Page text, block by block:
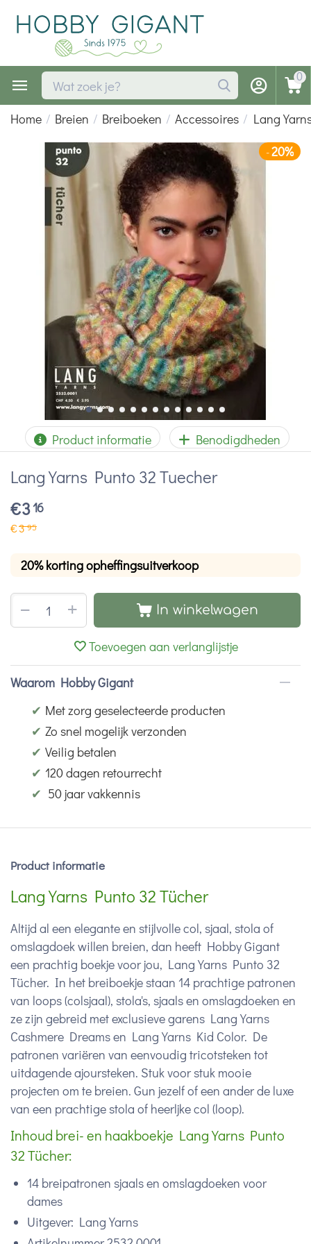
0
Home / Breien / Breiboeken / Accessoires / Lang
-20%
Product informatie Benodigdheden
Lang Yarns Punto 32 Tuecher
€316
€395
20% korting opheffingsuitverkoop
+
− In winkelwagen
Toevoegen aan verlanglijstje
Waarom Hobby Gigant
✔ Met zorg geselecteerde producten
✔ Zo snel mogelijk verzonden
✔ Veilig betalen
✔ 120 dagen retourrecht
✔ 50 jaar vakkennis
Product informatie
Lang Yarns Punto 32 Tücher
Altijd al een elegante en stijlvolle col, sjaal, stola of
omslagdoek willen breien, dan heeft Hobby Gigant
een prachtig boekje voor jou, Lang Yarns Punto 32
Tücher. In het breiboekje staan 14 prachtige patronen
van loops (colsjaal), stola's, sjaals en omslagdoeken en
ze zijn gebreid met exclusieve garens Lang Yarns
Cashmere Dreams en Lang Yarns Kid Color. De
patronen variëren van eenvoudig tricotsteken tot
uitdagende ajoursteken. Stuk voor stuk mooie
projecten om te breien. Gun jezelf of een ander de luxe
van een prachtige stola of heerljke col (loop).
Inhoud brei- en haakboekje Lang Yarns Punto
32 Tücher:
14 breipatronen sjaals en omslagdoeken voor
dames
Uitgever: Lang Yarns